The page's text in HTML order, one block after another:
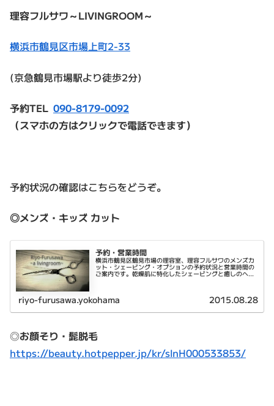
理容フルサワ～LIVINGROOM～
横浜市鶴見区市場上町2-33
(京急鶴見市場駅より徒歩2分)
予約TEL 090-8179-0092
（スマホの方はクリックで電話できます）
予約状況の確認はこちらをどうぞ。
◎メンズ・キッズ カット
予約・営業時間
横浜市鶴見区鶴見市場の理容室、理容フルサワのメンズカ
ット・シェービング・オプションの予約状況と営業時間の
ご案内です。乾燥肌に特化したシェービングと癒しのヘッ
riyo-furusawa.yokohama 2015.08.28
◎お顔そり・髭脱毛
https://beauty.hotpepper.jp/kr/slnH000533853/